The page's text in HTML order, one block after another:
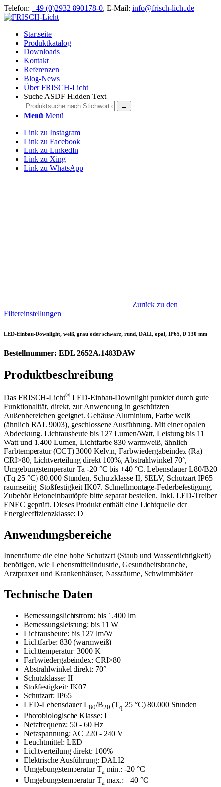
Telefon: +49 (0)2932 890178-0, E-Mail: info@frisch-licht.de
Startseite
Produktkatalog
Downloads
Kontakt
Referenzen
Blog-News
Über FRISCH-Licht
Suche ASDF Hidden Text
Menü Menü
Link zu Instagram
Link zu Facebook
Link zu LinkedIn
Link zu Xing
Link zu WhatsApp
Zurück zu den
Filtereinstellungen
LED-Einbau-Downlight, weiß, grau oder schwarz, rund, DALI, opal, IP65, D 130 mm
Bestellnummer: EDL 2652A.1483DAW
Produktbeschreibung
Das FRISCH-Licht® LED-Einbau-Downlight punktet durch gute
Funktionalität, direkt, zur Anwendung in geschützten
Außenbereichen geeignet. Gehäuse Aluminium, Farbe weiß
(ähnlich RAL 9003), geschlossene Ausführung. Mit einer opalen
Abdeckung. Lichtausbeute bis 127 Lumen/Watt, Leistung bis 11
Watt und 1.400 Lumen, Lichtfarbe 830 warmweiß, ähnlich
Farbtemperatur (CCT) 3000 Kelvin, Farbwiedergabeindex (Ra)
CRI>80, Lichtverteilung direkt 100%, Abstrahlwinkel 70°,
Umgebungstemperatur Ta -20 °C bis +40 °C. Lebensdauer L80/B20
(Tq 25 °C) 80.000 Stunden, Schutzklasse II, SELV, Schutzart IP65
raumseitig, Stoßfestigkeit IK07. Schnellmontage-Federbefestigung.
Zubehör Betoneinbautöpfe bitte separat bestellen. Inkl. LED-Treiber
ENEC geprüft. Dieses Produkt enthält eine Lichtquelle der
Energieeffizienzklasse: D
Anwendungsbereiche
Innenräume die eine hohe Schutzart (Staub und Wasserdichtigkeit)
benötigen, wie Lebensmittelindustrie, Gesundheitsbranche,
Arztpraxen und Krankenhäuser, Nassräume, Schwimmbäder
Technische Daten
Bemessungslichtstrom: bis 1.400 lm
Bemessungsleistung: bis 11 W
Lichtausbeute: bis 127 lm/W
Lichtfarbe: 830 (warmweiß)
Lichttemperatur: 3000 K
Farbwiedergabeindex: CRI>80
Abstrahlwinkel direkt: 70°
Schutzklasse: II
Stoßfestigkeit: IK07
Schutzart: IP65
LED-Lebensdauer L80/B20 (Tq 25 °C) 80.000 Stunden
Photobiologische Klasse: I
Netzfrequenz: 50 - 60 Hz
Netzspannung: AC 220 - 240 V
Leuchtmittel: LED
Lichtverteilung direkt: 100%
Elektrische Ausführung: DALI2
Umgebungstemperatur Ta min.: -20 °C
Umgebungstemperatur Ta max.: +40 °C